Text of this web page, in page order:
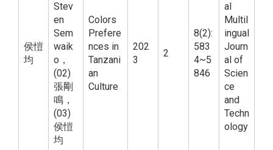
侯愷
均
Stev
en
Sem
waik
o，
(02)
張剛
鳴，
(03)
侯愷
均
Colors
Prefere
nces in
Tanzani
an
Culture
202
3
2
8(2):
583
4~5
846
al
Multil
ingual
Journ
al of
Scien
ce
and
Techn
ology